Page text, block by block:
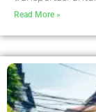
Read More »